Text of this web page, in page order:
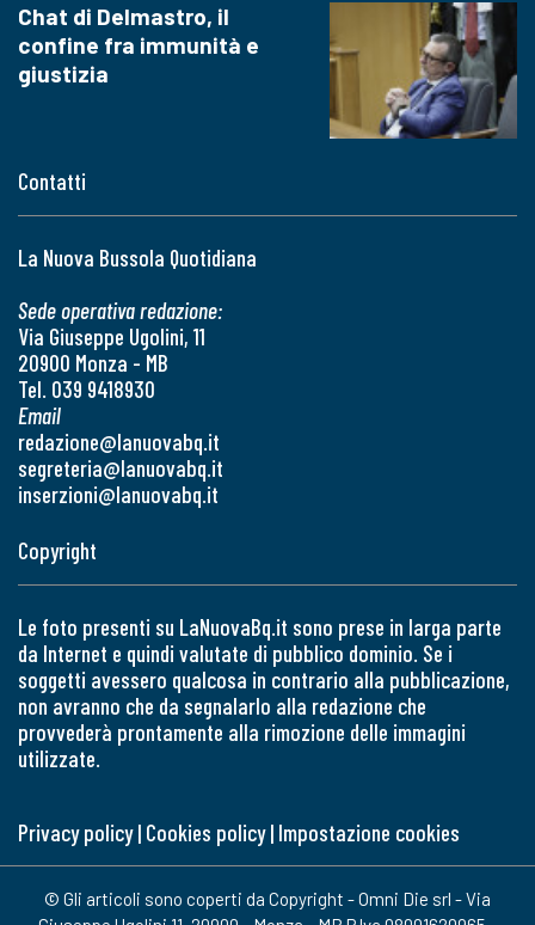
Contatti
La Nuova Bussola Quotidiana
Sede operativa redazione:
Via Giuseppe Ugolini, 11
20900 Monza - MB
Tel. 039 9418930
Email
redazione@lanuovabq.it
segreteria@lanuovabq.it
inserzioni@lanuovabq.it
Chat di Delmastro, il
confine fra immunità e
giustizia
Copyright
Le foto presenti su LaNuovaBq.it sono prese in larga parte
da Internet e quindi valutate di pubblico dominio. Se i
soggetti avessero qualcosa in contrario alla pubblicazione,
non avranno che da segnalarlo alla redazione che
provvederà prontamente alla rimozione delle immagini
utilizzate.
Privacy policy| Cookies policy| Impostazione cookies
© Gli articoli sono coperti da Copyright - Omni Die srl - Via